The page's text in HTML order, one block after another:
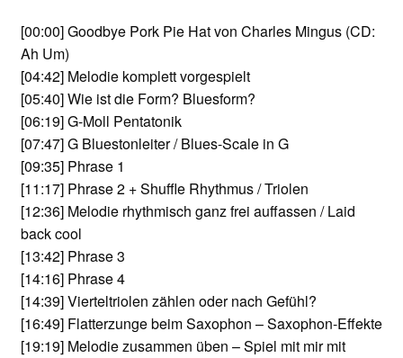
[00:00]Goodbye Pork Pie Hat von Charles Mingus (CD:
Ah Um)
[04:42]Melodie komplett vorgespielt
[05:40]Wie ist die Form? Bluesform?
[06:19]G-Moll Pentatonik
[07:47]G Bluestonleiter / Blues-Scale in G
[09:35]Phrase 1
[11:17]Phrase 2 + Shuffle Rhythmus / Triolen
[12:36]Melodie rhythmisch ganz frei auffassen / Laid
back cool
[13:42]Phrase 3
[14:16]Phrase 4
[14:39]Vierteltriolen zählen oder nach Gefühl?
[16:49]Flatterzunge beim Saxophon – Saxophon-Effekte
[19:19]Melodie zusammen üben – Spiel mit mir mit